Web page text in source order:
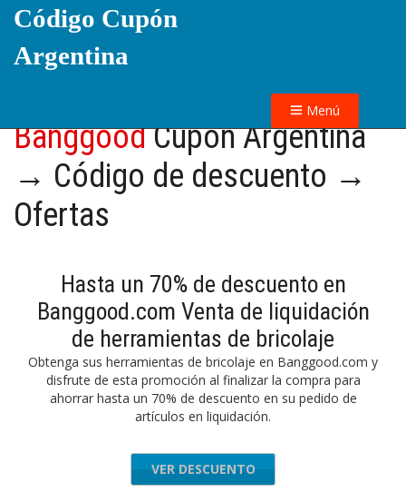
Código Cupón
Argentina
Menú
BanggoodCupón Argentina
→ Código de descuento →
Ofertas
Hasta un 70% de descuento en
Banggood.com Venta de liquidación
de herramientas de bricolaje
Obtenga sus herramientas de bricolaje en Banggood.com y
disfrute de esta promoción al finalizar la compra para
ahorrar hasta un 70% de descuento en su pedido de
artículos en liquidación.
VER DESCUENTO